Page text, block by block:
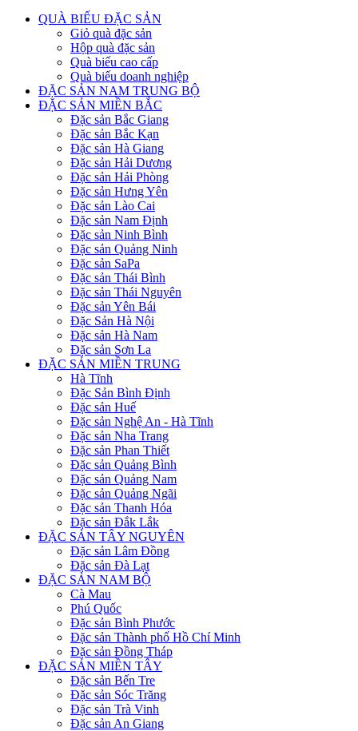
QUÀ BIẾU ĐẶC SẢN
Giỏ quà đặc sản
Hộp quà đặc sản
Quà biếu cao cấp
Quà biếu doanh nghiệp
ĐẶC SẢN NAM TRUNG BỘ
ĐẶC SẢN MIỀN BẮC
Đặc sản Bắc Giang
Đặc sản Bắc Kạn
Đặc sản Hà Giang
Đặc sản Hải Dương
Đặc sản Hải Phòng
Đặc sản Hưng Yên
Đặc sản Lào Cai
Đặc sản Nam Định
Đặc sản Ninh Bình
Đặc sản Quảng Ninh
Đặc sản SaPa
Đặc sản Thái Bình
Đặc sản Thái Nguyên
Đặc sản Yên Bái
Đặc Sản Hà Nội
Đặc sản Hà Nam
Đặc sản Sơn La
ĐẶC SẢN MIỀN TRUNG
Hà Tĩnh
Đặc Sản Bình Định
Đặc sản Huế
Đặc sản Nghệ An - Hà Tĩnh
Đặc sản Nha Trang
Đặc sản Phan Thiết
Đặc sản Quảng Bình
Đặc sản Quảng Nam
Đặc sản Quảng Ngãi
Đặc sản Thanh Hóa
Đặc sản Đắk Lắk
ĐẶC SẢN TÂY NGUYÊN
Đặc sản Lâm Đồng
Đặc sản Đà Lạt
ĐẶC SẢN NAM BỘ
Cà Mau
Phú Quốc
Đặc sản Bình Phước
Đặc sản Thành phố Hồ Chí Minh
Đặc sản Đồng Tháp
ĐẶC SẢN MIỀN TÂY
Đặc sản Bến Tre
Đặc sản Sóc Trăng
Đặc sản Trà Vinh
Đặc sản An Giang